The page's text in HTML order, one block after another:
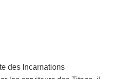
des Incarnations